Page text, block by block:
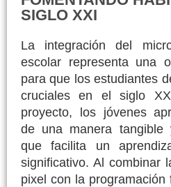
SIGLO XXI
La integración del
escolar representa una
para que los estudiantes
cruciales en el siglo
proyecto, los jóvenes
de una manera tangible
que facilita un
significativo. Al combinar
pixel con la